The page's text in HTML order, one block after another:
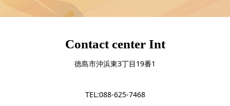
Contact center Int
徳島市沖浜東3丁目19番1
TEL:088-625-7468